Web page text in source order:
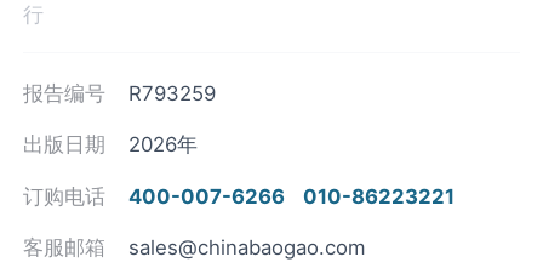
行
报告编号 R793259
出版日期 2026年
订购电话 400-007-6266 010-86223221
客服邮箱 sales@chinabaogao.com